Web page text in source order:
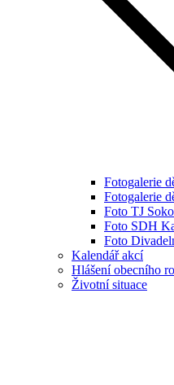
Fotogalerie
Fotogalerie
Foto TJ
Foto SDH
Foto
Kalendář akcí
Hlášení obecního
Životní situace